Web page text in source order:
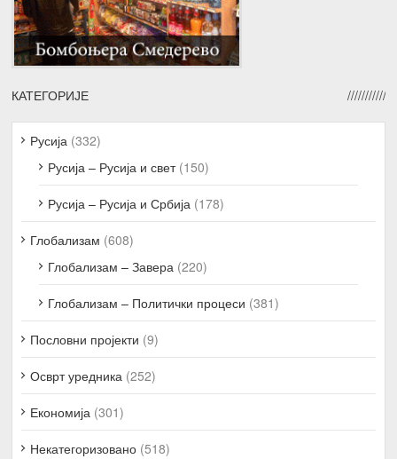
КАТЕГОРИЈЕ
Русија (332)
Русија – Русија и свет(150)
Русија – Русија и Србија (178)
Глобализам (608)
Глобализам – Завера (220)
Глобализам – Политички процеси (381)
Пословни пројекти (9)
Осврт уредника (252)
Економија (301)
Некатегоризовано (518)